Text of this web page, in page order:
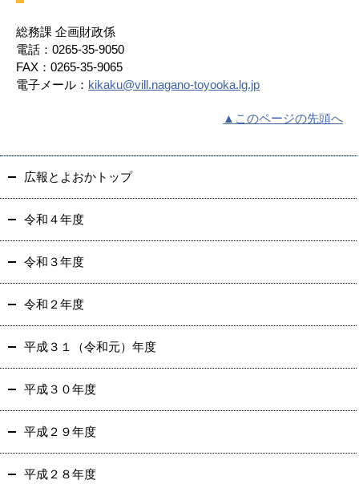
総務課 企画財政係
電話：0265-35-9050
FAX：0265-35-9065
電子メール： kikaku@vill.nagano-toyooka.lg.jp
▲このページの先頭へ
広報とよおかトップ
令和４年度
令和３年度
令和２年度
平成３１（令和元）年度
平成３０年度
平成２９年度
平成２８年度